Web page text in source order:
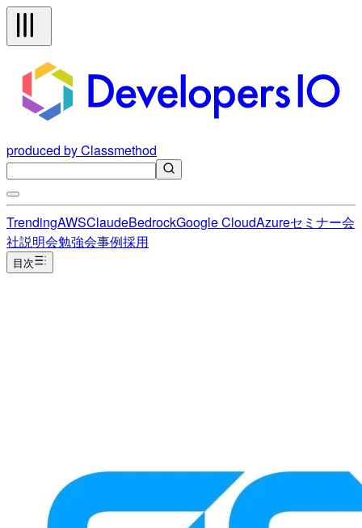
produced by Classmethod
TrendingAWSClaudeBedrockGoogle CloudAzureセミナー会
社説明会勉強会事例採用
目次